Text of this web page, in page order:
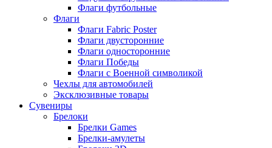
Флаги футбольные
Флаги
Флаги Fabric Poster
Флаги двусторонние
Флаги односторонние
Флаги Победы
Флаги с Военной символикой
Чехлы для автомобилей
Эксклюзивные товары
Сувениры
Брелоки
Брелки Games
Брелки-амулеты